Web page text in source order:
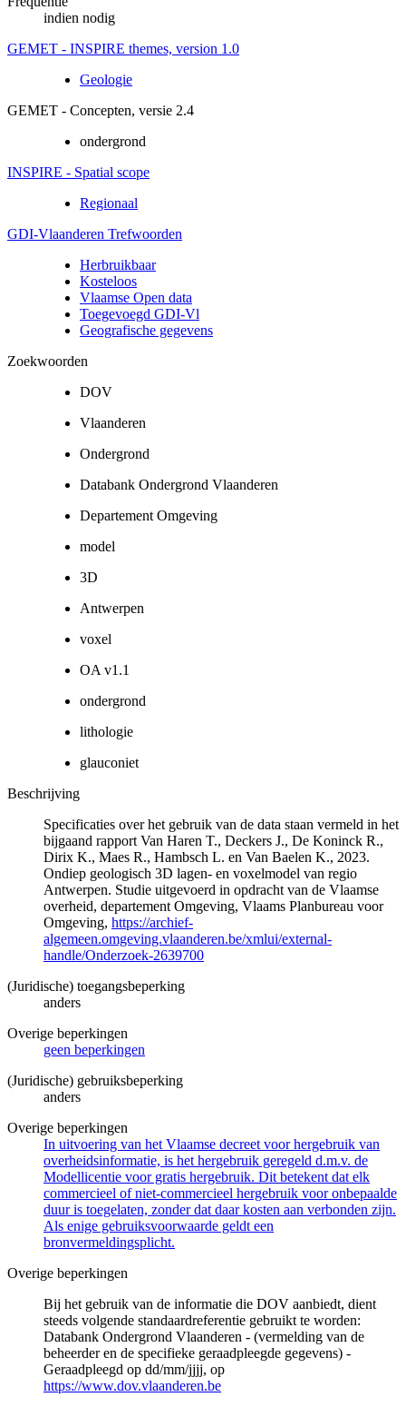
indien nodig
GEMET - INSPIRE themes, version 1.0
Geologie
GEMET - Concepten, versie 2.4
ondergrond
INSPIRE - Spatial scope
Regionaal
GDI-Vlaanderen Trefwoorden
Herbruikbaar
Kosteloos
Vlaamse Open data
Toegevoegd GDI-Vl
Geografische gegevens
Zoekwoorden
DOV
Vlaanderen
Ondergrond
Databank Ondergrond Vlaanderen
Departement Omgeving
model
3D
Antwerpen
voxel
OA v1.1
ondergrond
lithologie
glauconiet
Beschrijving
Specificaties over het gebruik van de data staan vermeld in het
bijgaand rapport Van Haren T., Deckers J., De Koninck R.,
Dirix K., Maes R., Hambsch L. en Van Baelen K., 2023.
Ondiep geologisch 3D lagen- en voxelmodel van regio
Antwerpen. Studie uitgevoerd in opdracht van de Vlaamse
overheid, departement Omgeving, Vlaams Planbureau voor
Omgeving, https://archief-
algemeen.omgeving.vlaanderen.be/xmlui/external-
handle/Onderzoek-2639700
(Juridische) toegangsbeperking
anders
Overige beperkingen
geen beperkingen
(Juridische) gebruiksbeperking
anders
Overige beperkingen
In uitvoering van het Vlaamse decreet voor hergebruik van
overheidsinformatie, is het hergebruik geregeld d.m.v. de
Modellicentie voor gratis hergebruik. Dit betekent dat elk
commercieel of niet-commercieel hergebruik voor onbepaalde
duur is toegelaten, zonder dat daar kosten aan verbonden zijn.
Als enige gebruiksvoorwaarde geldt een
bronvermeldingsplicht.
Overige beperkingen
Bij het gebruik van de informatie die DOV aanbiedt, dient
steeds volgende standaardreferentie gebruikt te worden:
Databank Ondergrond Vlaanderen - (vermelding van de
beheerder en de specifieke geraadpleegde gegevens) -
Geraadpleegd op dd/mm/jjjj, op
https://www.dov.vlaanderen.be